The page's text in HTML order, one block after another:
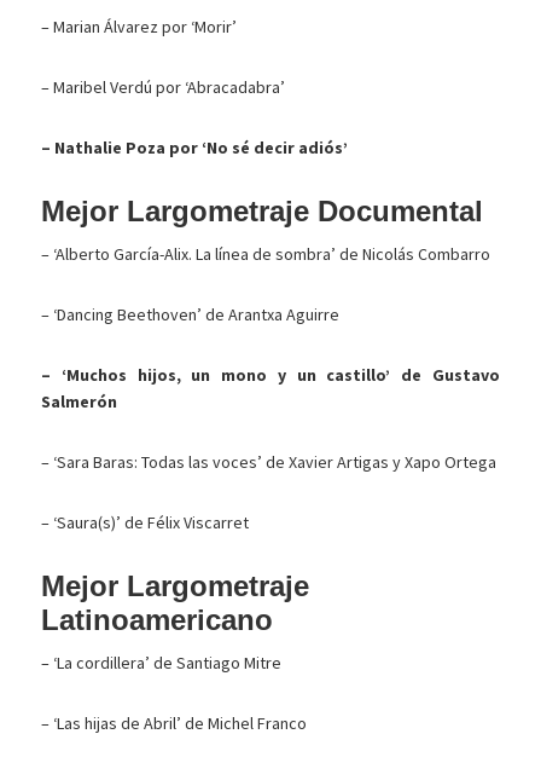
– Marian Álvarez por ‘Morir’
– Maribel Verdú por ‘Abracadabra’
– Nathalie Poza por ‘No sé decir adiós’
Mejor Largometraje Documental
– ‘Alberto García-Alix. La línea de sombra’ de Nicolás Combarro
– ‘Dancing Beethoven’ de Arantxa Aguirre
– ‘Muchos hijos, un mono y un castillo’ de Gustavo
Salmerón
– ‘Sara Baras: Todas las voces’ de Xavier Artigas y Xapo Ortega
– ‘Saura(s)’ de Félix Viscarret
Mejor Largometraje
Latinoamericano
– ‘La cordillera’ de Santiago Mitre
– ‘Las hijas de Abril’ de Michel Franco